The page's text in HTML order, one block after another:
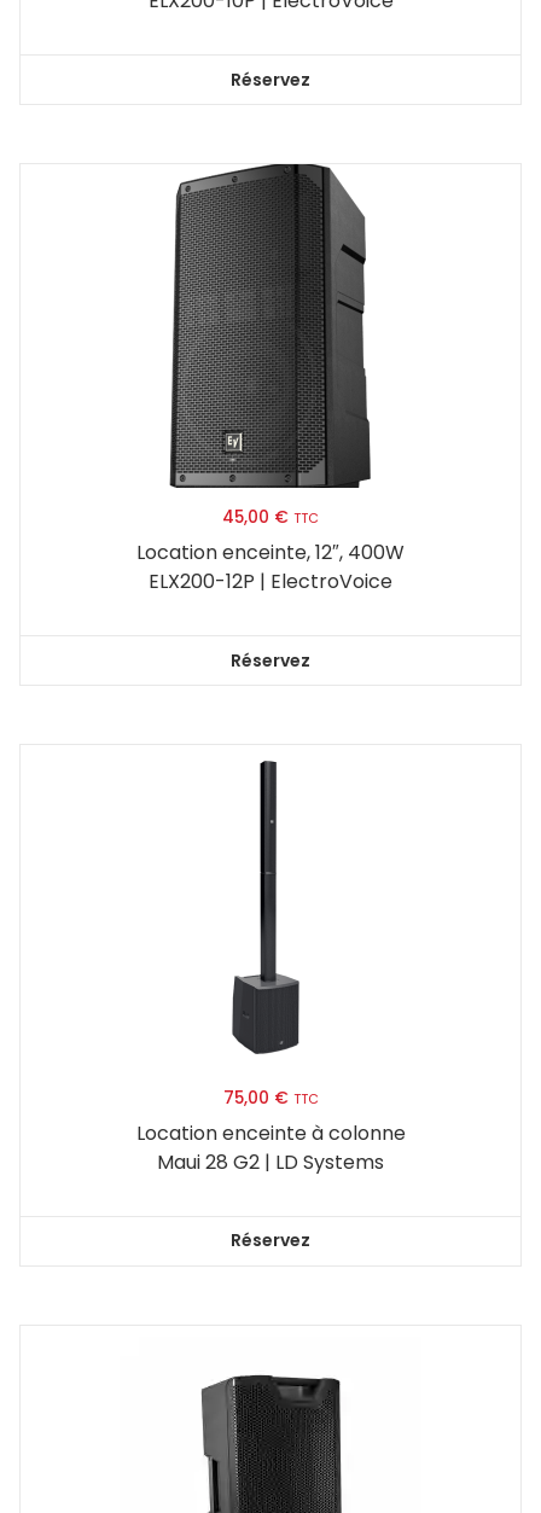
Réservez
45,00 € TTC
Location enceinte, 12″, 400W
ELX200-12P | ElectroVoice
Réservez
75,00 € TTC
Location enceinte à colonne
Maui 28 G2 | LD Systems
Réservez